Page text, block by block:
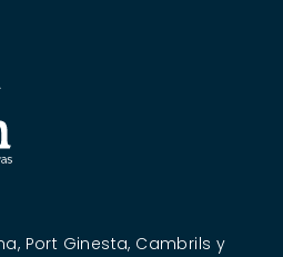
Port Ginesta, Cambrils y